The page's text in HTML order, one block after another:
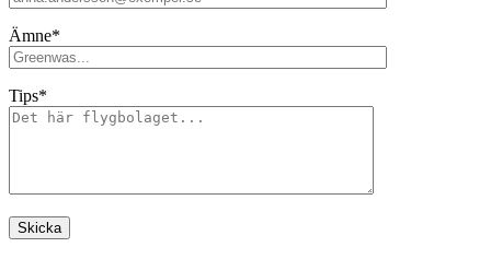
Ämne*
Tips*
Lämna detta fält tomt.